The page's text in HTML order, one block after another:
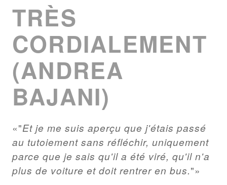
TRÈS
CORDIALEMENT
(ANDREA
BAJANI)
"Et je me suis aperçu que j'étais passé
au tutoiement sans réfléchir, uniquement
parce que je sais qu'il a été viré, qu'il n'a
plus de voiture et doit rentrer en bus."